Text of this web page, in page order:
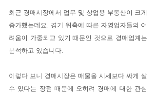
최근 경매시장에서 업무 및 상업용 부동산이 크게
증가했는데요. 경기 위축에 따른 자영업자들의 어
려움이 가중되고 있기 때문인 것으로 경매업계는
분석하고 있습니다.
이렇다 보니 경매시장은 매물을 시세보다 싸게 살
수 있다는 장점 때문에 오히려 경매에 대한 관심